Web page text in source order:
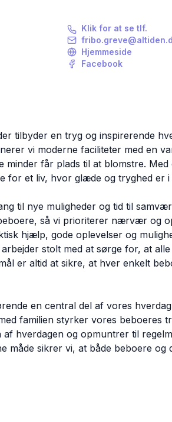
Klik for at se tlf.
Hjemmeside
Facebook
tilbyder en tryg og inspirerende
vi moderne faciliteter med en
får plads til at blomstre.
for et liv, hvor glæde og tryghed er
til nye muligheder og tid til
så vi prioriterer nærvær og
hjælp, gode oplevelser og
stolt med at sørge for, at
er altid at sikre, at hver enkelt
en central del af vores
familien styrker vores beboeres
hverdagen og opmuntrer til
måde sikrer vi, at både beboere og